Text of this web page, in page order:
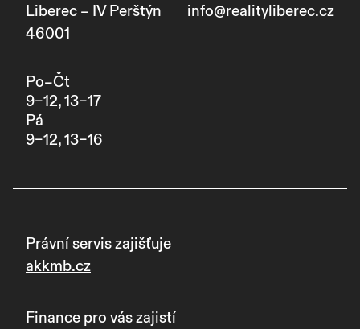
Liberec – IV Perštýn
46001
info@realityliberec.cz
Po–Čt
9–12, 13–17
Pá
9–12, 13–16
Právní servis zajišťuje
akkmb.cz
Finance pro vás zajistí